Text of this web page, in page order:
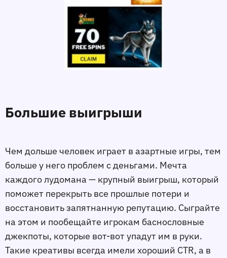
Большие выигрыши
Чем дольше человек играет в азартные игры, тем
больше у него проблем с деньгами. Мечта
каждого лудомана — крупный выигрыш, который
поможет перекрыть все прошлые потери и
восстановить запятнанную репутацию. Сыграйте
на этом и пообещайте игрокам баснословные
джекпоты, которые вот-вот упадут им в руки.
Такие креативы всегда имели хороший CTR, а в